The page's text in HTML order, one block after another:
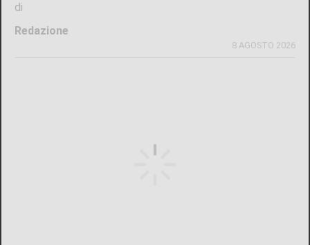
di
Redazione
8 AGOSTO 2026